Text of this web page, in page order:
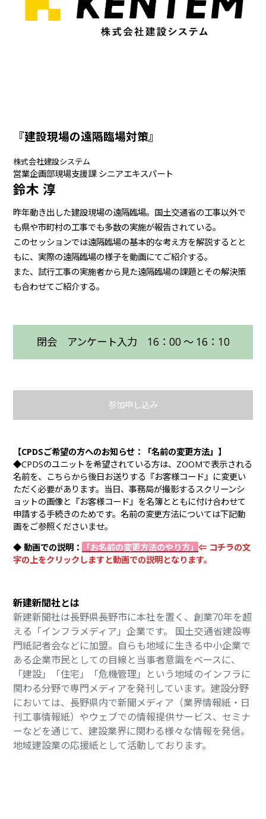
『建設現場の遠隔臨場対策』
株式会社建設システム
営業企画部現場支援課 シニアエキスパート
鈴木 淳
昨年動き出した建設現場の遠隔臨場。国土交通省の工事以外で
も県や市町村の工事でも多数の実施が報告されている。
このセッションでは遠隔臨場の基本的な考え方を解説するとと
もに、実際の遠隔臨場の様子を動画にてご紹介する。
また、試行工事の実施者から見た遠隔臨場の課題とその解決策
も合わせてご紹介する。
閉会 アンケート入力 16：00 ～ 16：10
参加申し込み
【CPDSご希望の方へのお知らせ： 「名前の変更方法」】
◆CPDSのユニットを希望されている方は、ZOOMで表示される
名前を、こちらから後日お送りする『お客様コード』に変更い
ただく必要があります。当日、事務局が撮影するスクリーンシ
ョットの画像と『お客様コード』を名簿とともに付け合わせて
申請する手続きのためです。名前の変更方法については下記動
画をご参照くださいませ。
◆動画での説明： 「お名前の変更方法のやり方」⇐ コチラの文
字の上をクリックしますと動画での説明となります。
新建新聞社とは
新建新聞社は長野県長野市に本社を置く、創業70年を超
える「インフラメディア」企業です。 国土交通省建設専
門紙記者会などに加盟。自らも地域に生きる中小企業で
ある企業市民としての目線と当事者意識をベースに、
「建設」「住宅」「危機管理」という地域のインフラに
関わる分野で専門メディアを発刊しています。建設分野
においては、長野県内で新聞メディア（業界情報紙・日
刊工事情報紙）やウェブでの情報提供サービス、セミナ
ーなどを通じて、建設業界に関わる様々な情報を発信。
地域建設業の応援紙として活動しております。